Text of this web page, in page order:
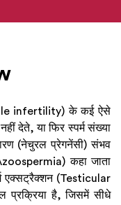
infertility) के कई ऐसे
देते, या फिर स्पर्म संख्या
(नेचुरल प्रेगनेंसी) संभव
कहा जाता
एक्सट्रैक्शन (Testicular
प्रक्रिया है, जिसमें सीधे